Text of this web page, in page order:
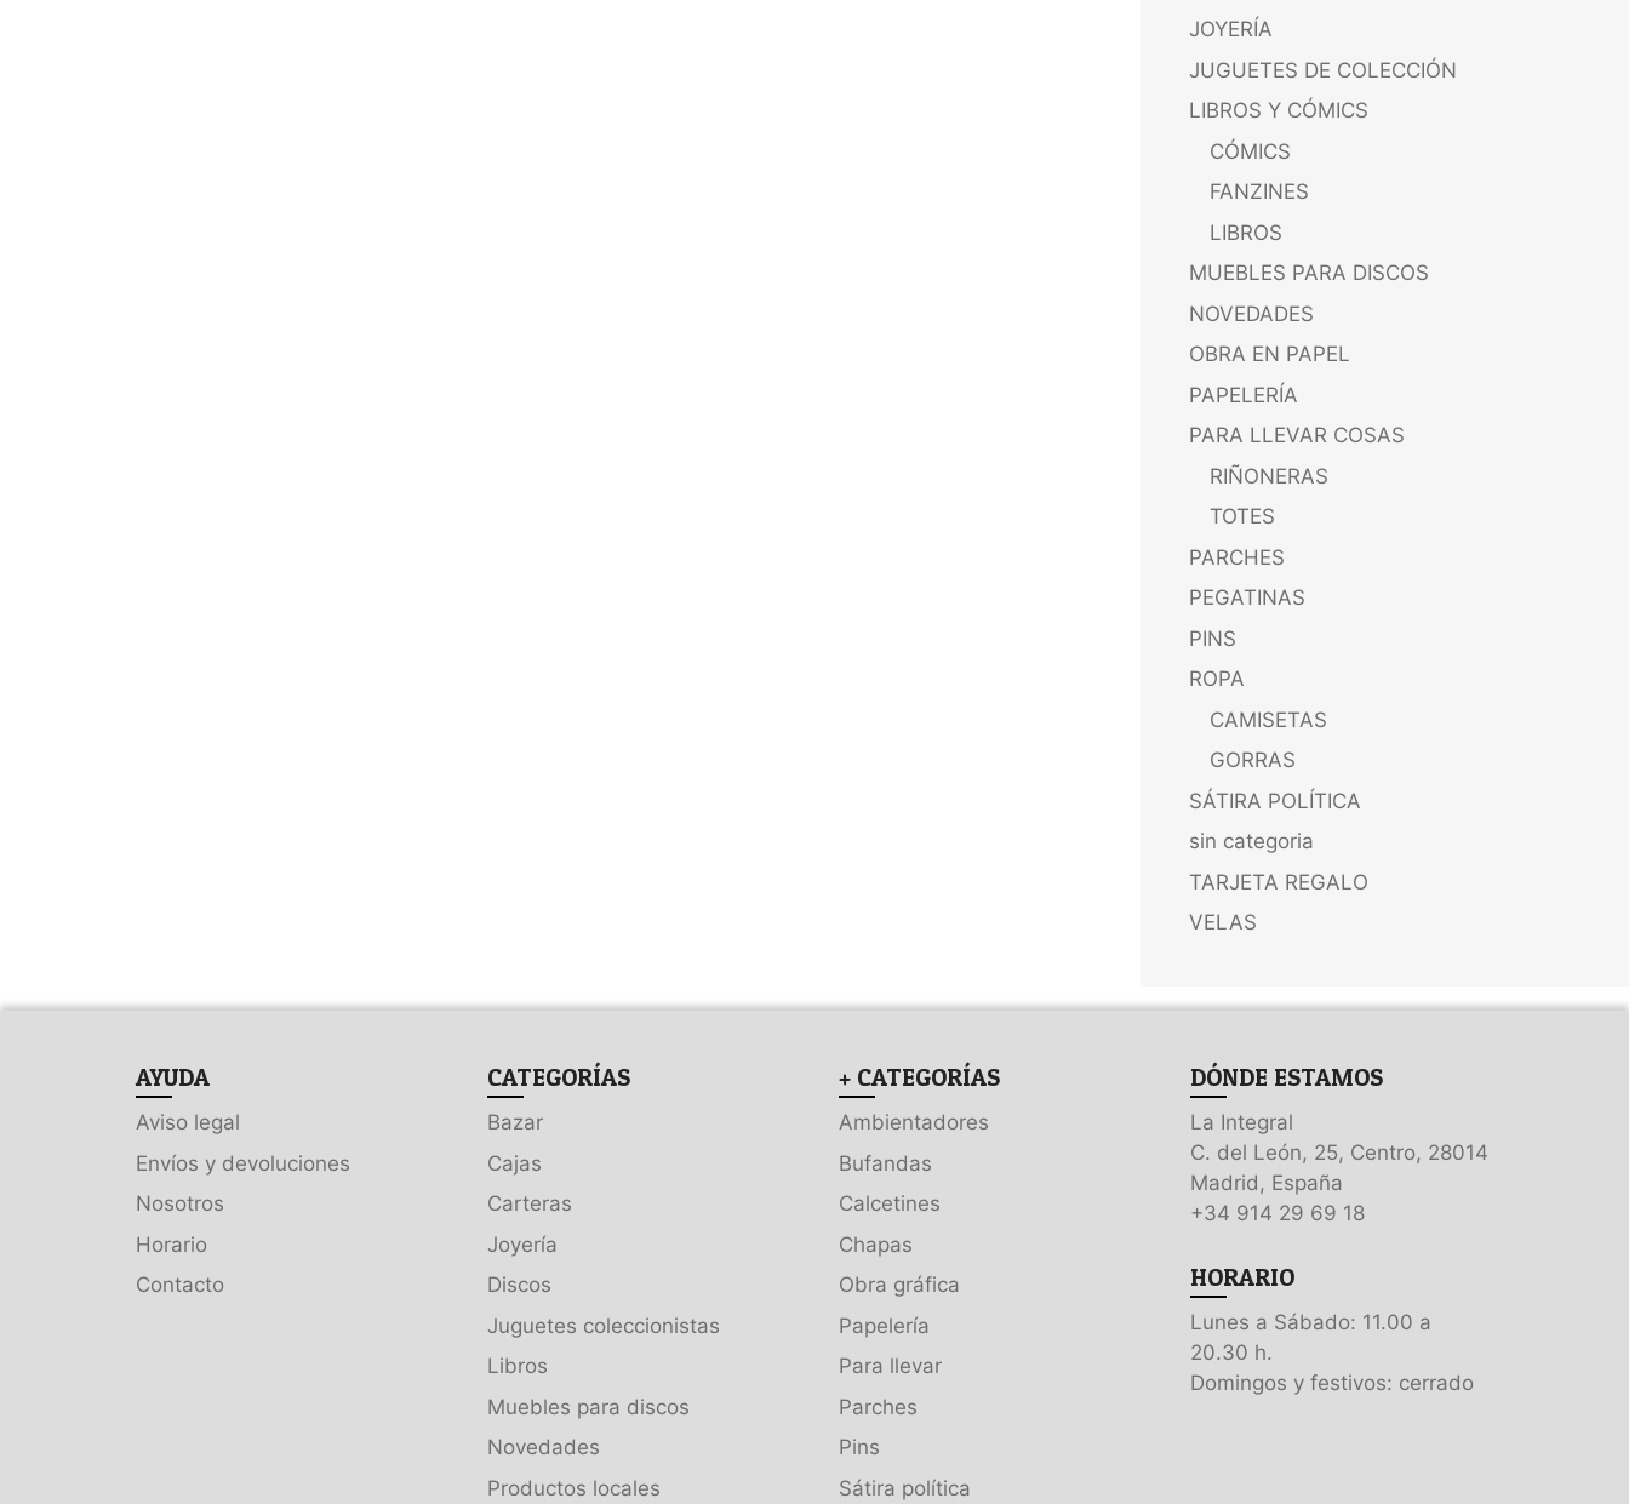
JOYERÍA
JUGUETES DE COLECCIÓN
LIBROS Y CÓMICS
CÓMICS
FANZINES
LIBROS
MUEBLES PARA DISCOS
NOVEDADES
OBRA EN PAPEL
PAPELERÍA
PARA LLEVAR COSAS
RIÑONERAS
TOTES
PARCHES
PEGATINAS
PINS
ROPA
CAMISETAS
GORRAS
SÁTIRA POLÍTICA
sin categoria
TARJETA REGALO
VELAS
AYUDA
Aviso legal
Envíos y devoluciones
Nosotros
Horario
Contacto
CATEGORÍAS
Bazar
Cajas
Carteras
Joyería
Discos
Juguetes coleccionistas
Libros
Muebles para discos
Novedades
Productos locales
+ CATEGORÍAS
Ambientadores
Bufandas
Calcetines
Chapas
Obra gráfica
Papelería
Para llevar
Parches
Pins
Sátira política
DÓNDE ESTAMOS
La Integral
C. del León, 25, Centro, 28014
Madrid, España
+34 914 29 69 18
HORARIO
Lunes a Sábado: 11.00 a
20.30 h.
Domingos y festivos: cerrado